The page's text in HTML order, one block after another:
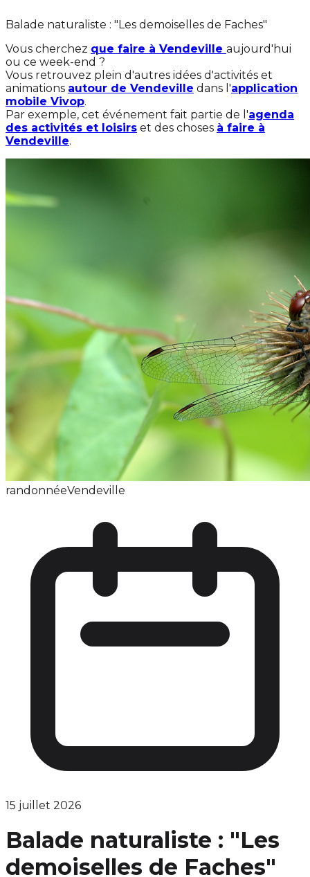
Balade naturaliste : "Les demoiselles de Faches"
Vous cherchez que faire à Vendeville aujourd'hui
ou ce week-end ?
Vous retrouvez plein d'autres idées d'activités et
animations autour de Vendeville dans l'application
mobile Vivop.
Par exemple, cet événement fait partie de l'agenda
des activités et loisirs et des choses à faire à
Vendeville.
randonnéeVendeville
15 juillet 2026
Balade naturaliste : "Les
demoiselles de Faches"